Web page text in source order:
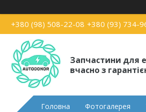
+380 (98) 508-22-08 +380 (93) 734-
Запчастини для
вчасно з
Головна Фотогалерея